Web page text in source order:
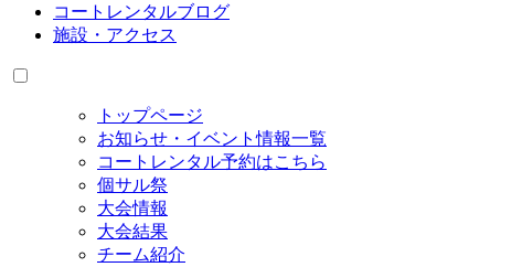
コートレンタルブログ
施設・アクセス
トップページ
お知らせ・イベント情報一覧
コートレンタル予約はこちら
個サル祭
大会情報
大会結果
チーム紹介